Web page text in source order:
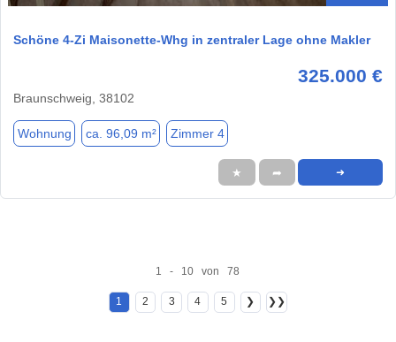
Schöne 4-Zi Maisonette-Whg in zentraler Lage ohne Makler
325.000 €
Braunschweig, 38102
Wohnung ca. 96,09 m² Zimmer 4
★ ➦ ➜
1 - 10 von 78
1 2 3 4 5 ❯ ❯❯